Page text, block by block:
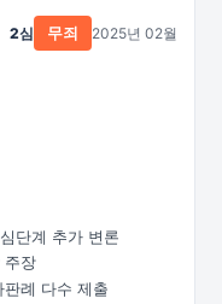
2심 무죄 2025년 02월
단계 추가 변론
주장
례 다수 제출